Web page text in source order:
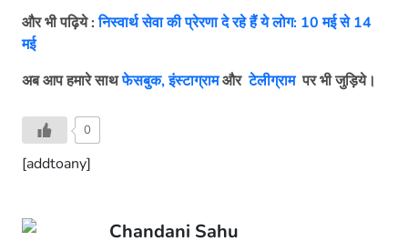
और भी पढ़िये : निस्वार्थ सेवा की प्रेरणा दे रहे हैं ये लोग: 10 मई से 14
मई
अब आप हमारे साथफेसबुक,इंस्टाग्रामऔरटेलीग्राम पर भी जुड़िये।
0
[addtoany]
Chandani Sahu